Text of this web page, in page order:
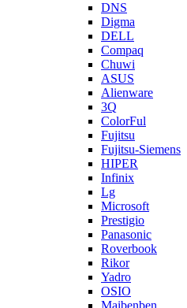
DNS
Digma
DELL
Compaq
Chuwi
ASUS
Alienware
3Q
ColorFul
Fujitsu
Fujitsu-Siemens
HIPER
Infinix
Lg
Microsoft
Prestigio
Panasonic
Roverbook
Rikor
Yadro
OSIO
Maibenben